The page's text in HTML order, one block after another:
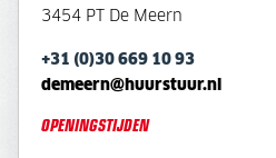
3454 PT De Meern
+31 (0)30 669 10 93
demeern@huurstuur.nl
OPENINGSTIJDEN